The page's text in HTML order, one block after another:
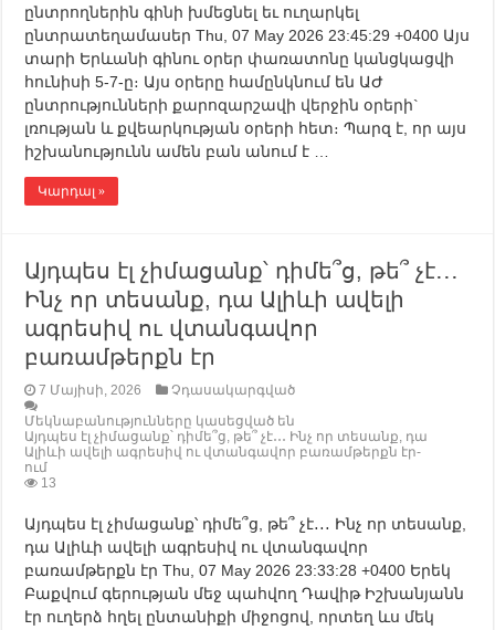
ընտրողներին գինի խմեցնել եւ ուղարկել
ընտրատեղամասեր Thu, 07 May 2026 23:45:29 +0400 Այս
տարի Երևանի գինու օրեր փառատոնը կանցկացվի
հունիսի 5-7-ը։ Այս օրերը համընկնում են ԱԺ
ընտրությունների քարոզարշավի վերջին օրերի`
լռության և քվեարկության օրերի հետ։ Պարզ է, որ այս
իշխանությունն ամեն բան անում է …
Կարդալ »
Այդպես էլ չիմացանք՝ դիմե՞ց, թե՞ չէ․․․
Ինչ որ տեսանք, դա Ալիևի ավելի
ագրեսիվ ու վտանգավոր
բառամթերքն էր
7 Մայիսի, 2026
Չդասակարգված
Մեկնաբանությունները կասեցված են
Այդպես էլ չիմացանք՝ դիմե՞ց, թե՞ չէ․․․ Ինչ որ տեսանք, դա
Ալիևի ավելի ագրեսիվ ու վտանգավոր բառամթերքն էր-
ում
13
Այդպես էլ չիմացանք՝ դիմե՞ց, թե՞ չէ․․․ Ինչ որ տեսանք,
դա Ալիևի ավելի ագրեսիվ ու վտանգավոր
բառամթերքն էր Thu, 07 May 2026 23:33:28 +0400 Երեկ
Բաքվում գերության մեջ պահվող Դավիթ Իշխանյանն
էր ուղերձ հղել ընտանիքի միջոցով, որտեղ ևս մեկ